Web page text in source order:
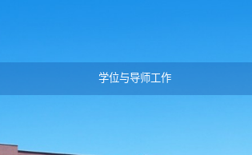
学位与导师工作